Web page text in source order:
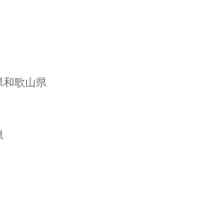
和歌山県